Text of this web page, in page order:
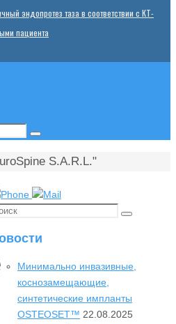
эндопротез таза в соответствии с КТ-
пациента
Поиск
S.A.R.L."
Поиск
Минимально инвазивные,
коснозамещающие,
синтетические импланты
OSTEOSET™ 22.08.2025